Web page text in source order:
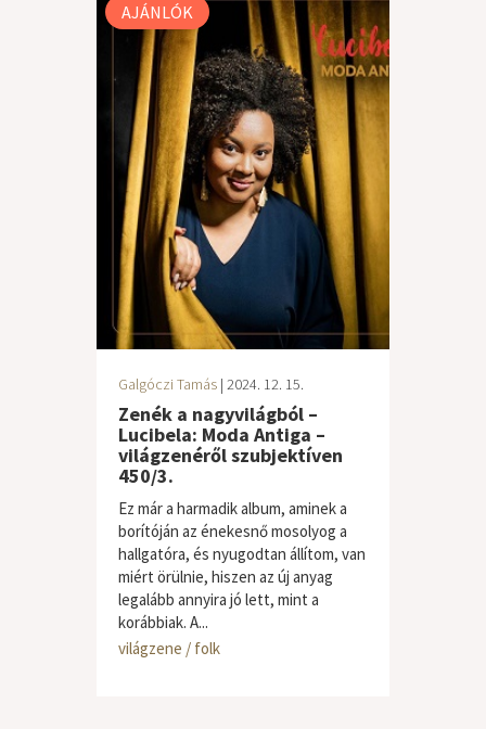
AJÁNLÓK
Galgóczi Tamás | 2024. 12. 15.
Zenék a nagyvilágból –
Lucibela: Moda Antiga –
világzenéről szubjektíven
450/3.
Ez már a harmadik album, aminek a
borítóján az énekesnő mosolyog a
hallgatóra, és nyugodtan állítom, van
miért örülnie, hiszen az új anyag
legalább annyira jó lett, mint a
korábbiak. A...
világzene / folk